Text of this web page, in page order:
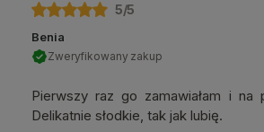
5/5
Benia
Zweryfikowany zakup
Pierwszy raz go zamawiałam i na
Delikatnie słodkie, tak jak lubię.